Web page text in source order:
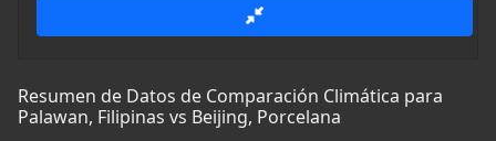
Resumen de Datos de Comparación Climática para
Palawan, Filipinas vs Beijing, Porcelana